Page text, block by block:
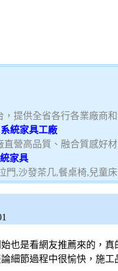
，提供全省各行各業廠商
統家具工廠
直營高品質、融合質感好
家具
門,沙發茶几,餐桌椅,兒童
也是看網友推薦來的，
細節過程中很愉快，施